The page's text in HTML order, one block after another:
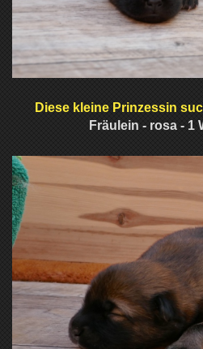
Diese kleine Prinzessin
Fräulein - rosa - 1